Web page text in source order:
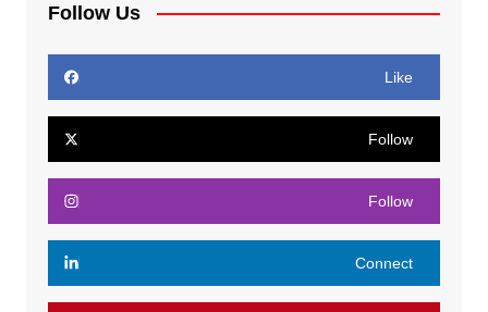
Follow Us
Like
Follow
Follow
Connect